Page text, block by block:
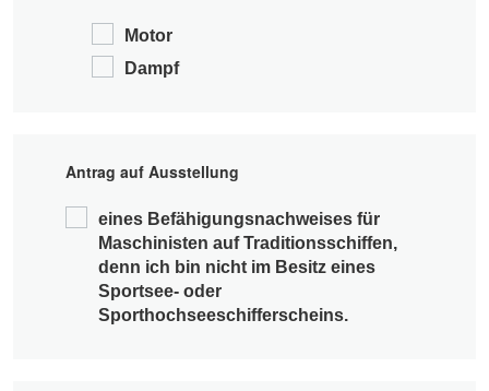
Motor
Dampf
Antrag auf Ausstellung
eines Befähigungsnachweises für
Maschinisten auf Traditionsschiffen,
denn ich bin nicht im Besitz eines
Sportsee- oder
Sporthochseeschifferscheins.